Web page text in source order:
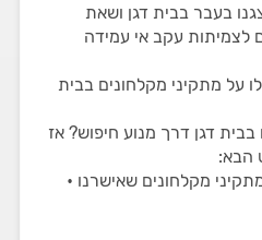
בעבר בבית דגן ושאת
לצמיתות עקב אי עמידה
על מתקיני מקלחונים בבית
דגן דרך מנוע חיפוש? אז
הבא:
בבית דגן » 18 מתקיני מקלחונים שאישרנו •